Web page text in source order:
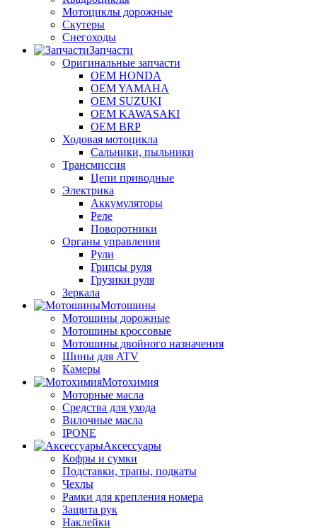
Мотоциклы дорожные
Скутеры
Снегоходы
Запчасти
Оригинальные запчасти
OEM HONDA
OEM YAMAHA
OEM SUZUKI
OEM KAWASAKI
OEM BRP
Ходовая мотоцикла
Сальники, пыльники
Трансмиссия
Цепи приводные
Электрика
Аккумуляторы
Реле
Поворотники
Органы управления
Рули
Грипсы руля
Грузики руля
Зеркала
Мотошины
Мотошины дорожные
Мотошины кроссовые
Мотошины двойного назначения
Шины для ATV
Камеры
Мотохимия
Моторные масла
Средства для ухода
Вилочные масла
IPONE
Аксессуары
Кофры и сумки
Подставки, трапы, подкаты
Чехлы
Рамки для крепления номера
Защита рук
Наклейки